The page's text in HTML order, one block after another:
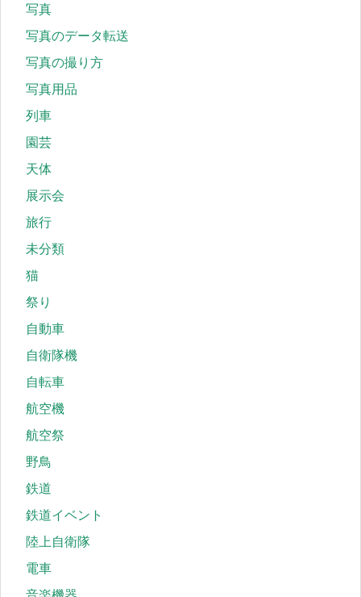
写真
写真のデータ転送
写真の撮り方
写真用品
列車
園芸
天体
展示会
旅行
未分類
猫
祭り
自動車
自衛隊機
自転車
航空機
航空祭
野鳥
鉄道
鉄道イベント
陸上自衛隊
電車